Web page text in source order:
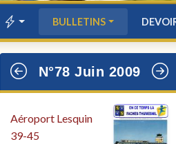
BULLETINS
N°78 Juin 2009
Aéroport Lesquin
39-45